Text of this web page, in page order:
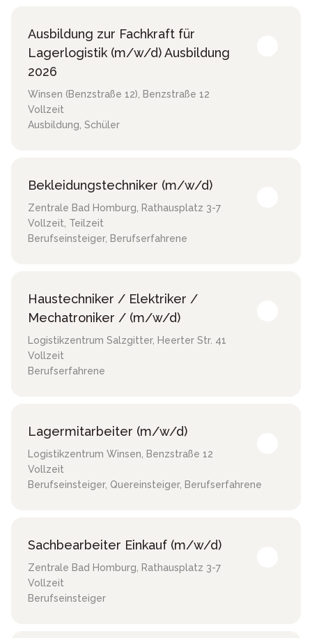
Ausbildung zur Fachkraft für
Lagerlogistik (m/w/d) Ausbildung
2026
Winsen (Benzstraße 12), Benzstraße 12
Vollzeit
Ausbildung, Schüler
Bekleidungstechniker (m/w/d)
Zentrale Bad Homburg, Rathausplatz 3-7
Vollzeit, Teilzeit
Berufseinsteiger, Berufserfahrene
Haustechniker / Elektriker /
Mechatroniker / (m/w/d)
Logistikzentrum Salzgitter, Heerter Str. 41
Vollzeit
Berufserfahrene
Lagermitarbeiter (m/w/d)
Logistikzentrum Winsen, Benzstraße 12
Vollzeit
Berufseinsteiger, Quereinsteiger, Berufserfahrene
Sachbearbeiter Einkauf (m/w/d)
Zentrale Bad Homburg, Rathausplatz 3-7
Vollzeit
Berufseinsteiger